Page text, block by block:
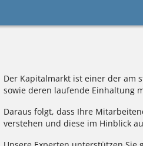
Der Kapitalmarkt ist einer der am
sowie deren laufende Einhaltung
Daraus folgt, dass Ihre
verstehen und diese im Hinblick